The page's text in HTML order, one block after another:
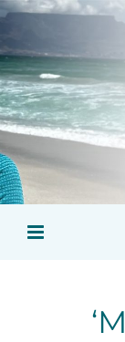
Ga
inhoud